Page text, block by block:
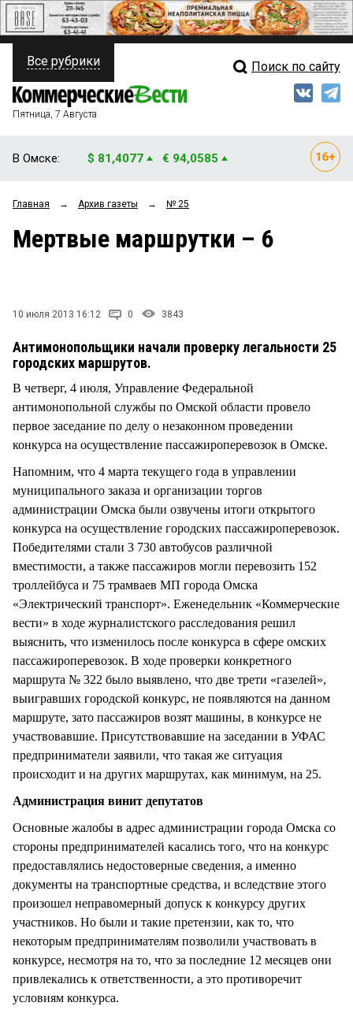
ПОЛИТИКА
ФИНАНСЫ
ОБЩЕСТВО
ЗАКОН
ПРОИСШЕСТВИЯ
СТИЛЬ ЖИЗНИ
Свежий выпуск
Рейтинги
Все рубрики Поиск по сайту
Пятница, 7 Августа
В Омске: $ 81,4077 € 94,0585
Главная → Архив газеты → № 25
Мертвые маршрутки – 6
10 июля 2013 16:12 0 3843
Антимонопольщики начали проверку легальности 25
городских маршрутов.
В четверг, 4 июля, Управление Федеральной
антимонопольной службы по Омской области провело
первое заседание по делу о незаконном проведении
конкурса на осуществление пассажироперевозок в Омске.
Напомним, что 4 марта текущего года в управлении
муниципального заказа и организации торгов
администрации Омска были озвучены итоги открытого
конкурса на осуществление городских пассажироперевозок.
Победителями стали 3 730 автобусов различной
вместимости, а также пассажиров могли перевозить 152
троллейбуса и 75 трамваев МП города Омска
«Электрический транспорт». Еженедельник «Коммерческие
вести» в ходе журналистского расследования решил
выяснить, что изменилось после конкурса в сфере омских
пассажироперевозок. В ходе проверки конкретного
маршрута № 322 было выявлено, что две трети «газелей»,
выигравших городской конкурс, не появляются на данном
маршруте, зато пассажиров возят машины, в конкурсе не
участвовавшие. Присутствовавшие на заседании в УФАС
предприниматели заявили, что такая же ситуация
происходит и на других маршрутах, как минимум, на 25.
Администрация винит депутатов
Основные жалобы в адрес администрации города Омска со
стороны предпринимателей касались того, что на конкурс
предоставлялись недостоверные сведения, а именно
документы на транспортные средства, и вследствие этого
произошел неправомерный допуск к конкурсу других
участников. Но были и такие претензии, как то, что
некоторым предпринимателям позволили участвовать в
конкурсе, несмотря на то, что за последние 12 месяцев они
привлекались к ответственности, а это противоречит
условиям конкурса.